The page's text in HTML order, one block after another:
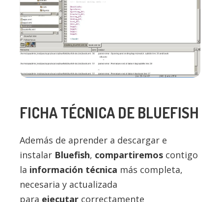
FICHA TÉCNICA DE BLUEFISH
Además de aprender a descargar e
instalar Bluefish, compartiremos contigo
la información técnica más completa,
necesaria y actualizada
para ejecutar correctamente